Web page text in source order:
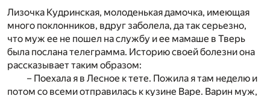
Лизочка Кудринская, молоденькая дамочка, имеющая
много поклонников, вдруг заболела, да так серьезно,
что муж ее не пошел на службу и ее мамаше в Тверь
была послана телеграмма. Историю своей болезни она
рассказывает таким образом:
– Поехала я в Лесное к тете. Пожила я там неделю и
потом со всеми отправилась к кузине Варе. Варин муж,